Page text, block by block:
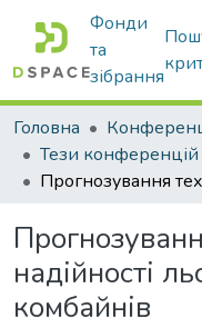
Фонди
та
зібрання
Головна
Тези
надійності
комбайнів